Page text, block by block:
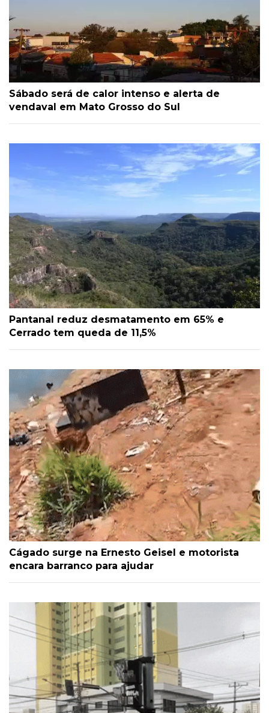
Sábado será de calor intenso e alerta de
vendaval em Mato Grosso do Sul
Pantanal reduz desmatamento em 65% e
Cerrado tem queda de 11,5%
Cágado surge na Ernesto Geisel e motorista
encara barranco para ajudar